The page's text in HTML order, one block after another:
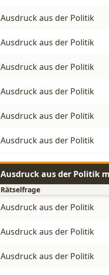
Ausdruck aus der Politik
Ausdruck aus der Politik
Ausdruck aus der Politik
Ausdruck aus der Politik
Ausdruck aus der Politik
Ausdruck aus der Politik
Ausdruck aus der Politik
Rätselfrage
Ausdruck aus der Politik
Ausdruck aus der Politik
Ausdruck aus der Politik